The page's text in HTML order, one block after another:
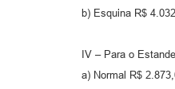
b) Esquina R$
IV – Para o
a) Normal R$